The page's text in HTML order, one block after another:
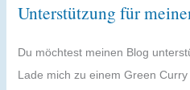
Unterstützung für
Du möchtest meinen Blog
Lade mich zu einem Green